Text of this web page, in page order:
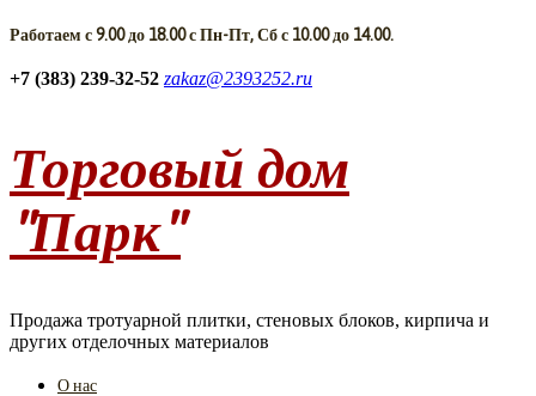
Работаем с 9.00 до 18.00 с Пн-Пт, Сб с 10.00 до 14.00.
+7 (383) 239-32-52 zakaz@2393252.ru
Торговый дом
"Парк"
Продажа тротуарной плитки, стеновых блоков, кирпича и
других отделочных материалов
О нас